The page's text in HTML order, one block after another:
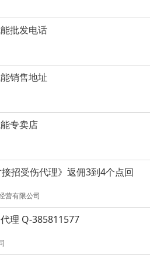
批发电话
销售地址
专卖店
招受伤代理》返佣3到4个点回
营有限公司
理 Q-385811577